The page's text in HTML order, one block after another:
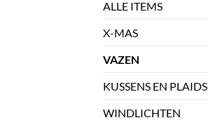
ALLE ITEMS
X-MAS
VAZEN
KUSSENS EN PLAIDS
WINDLICHTEN